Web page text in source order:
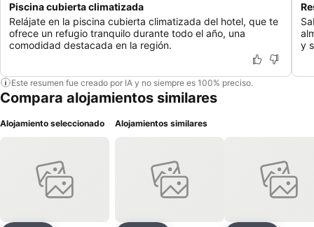
Piscina cubierta climatizada
Relájate en la piscina cubierta climatizada del hotel, que te
ofrece un refugio tranquilo durante todo el año, una
comodidad destacada en la región.
y
Este resumen fue creado por IA y no siempre es 100% preciso.
Compara alojamientos similares
Alojamiento seleccionado Alojamientos similares